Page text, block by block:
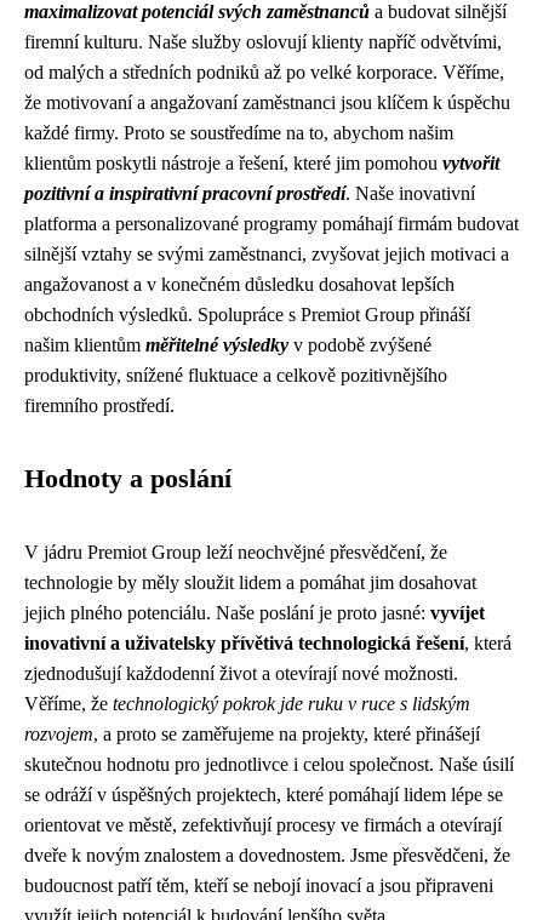
maximalizovat potenciál svých zaměstnanců a budovat silnější
firemní kulturu. Naše služby oslovují klienty napříč odvětvími,
od malých a středních podniků až po velké korporace. Věříme,
že motivovaní a angažovaní zaměstnanci jsou klíčem k úspěchu
každé firmy. Proto se soustředíme na to, abychom našim
klientům poskytli nástroje a řešení, které jim pomohou vytvořit
pozitivní a inspirativní pracovní prostředí. Naše inovativní
platforma a personalizované programy pomáhají firmám budovat
silnější vztahy se svými zaměstnanci, zvyšovat jejich motivaci a
angažovanost a v konečném důsledku dosahovat lepších
obchodních výsledků. Spolupráce s Premiot Group přináší
našim klientům měřitelné výsledky v podobě zvýšené
produktivity, snížené fluktuace a celkově pozitivnějšího
firemního prostředí.
Hodnoty a poslání
V jádru Premiot Group leží neochvějné přesvědčení, že
technologie by měly sloužit lidem a pomáhat jim dosahovat
jejich plného potenciálu. Naše poslání je proto jasné: vyvíjet
inovativní a uživatelsky přívětivá technologická řešení, která
zjednodušují každodenní život a otevírají nové možnosti.
Věříme, že technologický pokrok jde ruku v ruce s lidským
rozvojem, a proto se zaměřujeme na projekty, které přinášejí
skutečnou hodnotu pro jednotlivce i celou společnost. Naše úsilí
se odráží v úspěšných projektech, které pomáhají lidem lépe se
orientovat ve městě, zefektivňují procesy ve firmách a otevírají
dveře k novým znalostem a dovednostem. Jsme přesvědčeni, že
budoucnost patří těm, kteří se nebojí inovací a jsou připraveni
využít jejich potenciál k budování lepšího světa.